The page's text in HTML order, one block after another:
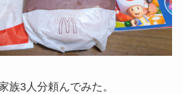
族3人分頼んでみた。